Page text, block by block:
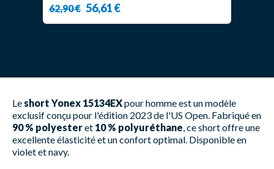
62,90 € 56,61 €
Le short Yonex 15134EXpour homme est un modèle
exclusif conçu pour l'édition 2023 de l'US Open. Fabriqué en
90 % polyesteret 10 % polyuréthane , ce short offre une
excellente élasticité et un confort optimal. Disponible en
violet et navy.